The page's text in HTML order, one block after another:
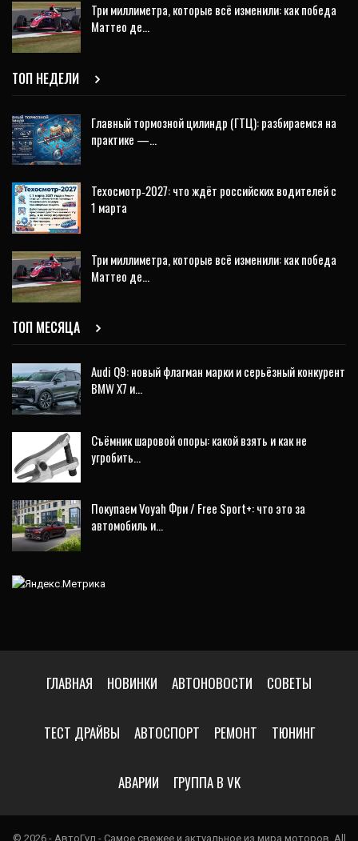
Три миллиметра, которые всё изменили: как победа
Маттео де…
ТОП НЕДЕЛИ
Главный тормозной цилиндр (ГТЦ): разбираемся на
практике —…
Техосмотр‑2027: что ждёт российских водителей с
1 марта
Три миллиметра, которые всё изменили: как победа
Маттео де…
ТОП МЕСЯЦА
Audi Q9: новый флагман марки и серьёзный конкурент
BMW X7 и…
Съёмник шаровой опоры: какой взять и как не
угробить…
Покупаем Voyah Фри / Free Sport+: что это за
автомобиль и…
ГЛАВНАЯ НОВИНКИ АВТОНОВОСТИ СОВЕТЫ
ТЕСТ ДРАЙВЫ АВТОСПОРТ РЕМОНТ ТЮНИНГ
АВАРИИ ГРУППА В VK
© 2026 - АвтоГул - Самое свежее и актуальное из мира моторов. All